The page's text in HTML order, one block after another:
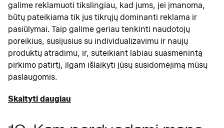
galime reklamuoti tikslingiau, kad jums, jei įmanoma,
būtų pateikiama tik jus tikrųjų dominanti reklama ir
pasiūlymai. Taip galime geriau tenkinti naudotojų
poreikius, susijusius su individualizavimu ir naujų
produktų atradimu, ir, suteikiant labiau suasmenintą
pirkimo patirtį, ilgam išlaikyti jūsų susidomėjimą mūsų
paslaugomis.
Skaityti daugiau